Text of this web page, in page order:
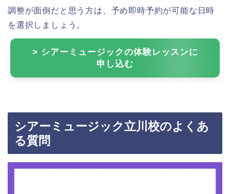
調整が面倒だと思う方は、予め即時予約が可能な日時
を選択しましょう。
> シアーミュージックの体験レッスンに
申し込む
シアーミュージック立川校のよくあ
る質問